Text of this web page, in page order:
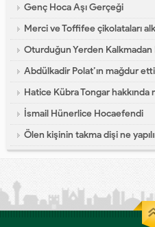
Genç Hoca Aşı Gerçeği
Merci ve Toffifee çikolataları
Oturduğun Yerden Kalkmadan
Abdülkadir Polat’ın mağdur
Hatice Kübra Tongar hakkında
İsmail Hünerlice Hocaefendi
Ölen kişinin takma dişi ne